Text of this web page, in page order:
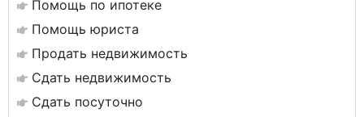
Помощь по ипотеке
Помощь юриста
Продать недвижимость
Сдать недвижимость
Сдать посуточно